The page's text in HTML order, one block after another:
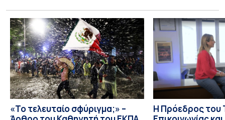
Πανεπιστημίου Αθηνών, Σπυριδούλα Βαρλοκώστα,
παρουσίασε το LexiGram, ένα καινοτόμο, σταθμισμένο
εργαλείο αξιολόγησης των λεξικών και γραμματικών
διαταραχών σε ελληνόφωνους ασθενείς με αφασία. Η
αφασία είναι επίκτητη γλωσσική […]
«Το τελευταίο σφύριγμα;» –
Η Πρόεδρος του